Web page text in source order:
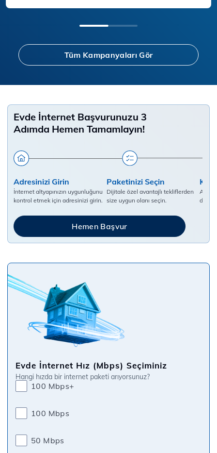
Tüm Kampanyaları Gör
Evde İnternet Başvurunuzu 3
Adımda Hemen Tamamlayın!
Adresinizi Girin
İnternet altyapınızın uygunluğunu
kontrol etmek için adresinizi girin.
Paketinizi Seçin
Dijitale özel avantajlı tekliflerden
size uygun olanı seçin.
Hemen Başvur
Evde İnternet Hız (Mbps) Seçiminiz
Hangi hızda bir internet paketi arıyorsunuz?
50 Mbps
100 Mbps
100 Mbps+